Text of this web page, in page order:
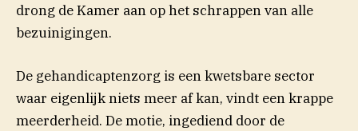
drong de Kamer aan op het schrappen van alle
bezuinigingen.
De gehandicaptenzorg is een kwetsbare sector
waar eigenlijk niets meer af kan, vindt een krappe
meerderheid. De motie, ingediend door de